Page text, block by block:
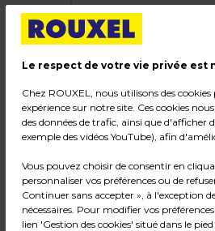
Option top pour
Couleur :
Dimensions : L 42 x P
Poids : 1,63
Le respect de votre vie privée est
Chez ROUXEL, nous utilisons des
expérience sur notre site. Ces cookies
des données de trafic, ainsi que d'afficher
exemple des vidéos YouTube), afin
Vous pouvez choisir de consentir en
personnaliser vos préférences ou de
Continuer sans accepter », à l'exception
nécessaires. Pour modifier vos
lien 'Gestion des cookies' situé dans le